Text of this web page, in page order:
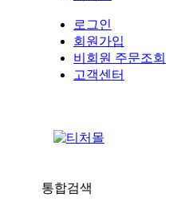
로그인
회원가입
비회원 주문조회
고객센터
통합검색